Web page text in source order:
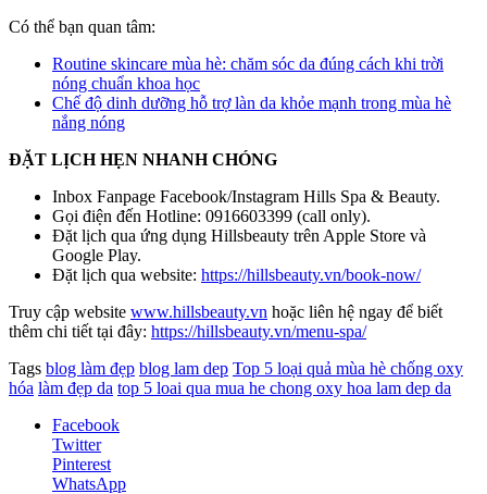
Có thể bạn quan tâm:
Routine skincare mùa hè: chăm sóc da đúng cách khi trời
nóng chuẩn khoa học
Chế độ dinh dưỡng hỗ trợ làn da khỏe mạnh trong mùa hè
nắng nóng
ĐẶT LỊCH HẸN NHANH CHÓNG
Inbox Fanpage Facebook/Instagram Hills Spa & Beauty.
Gọi điện đến Hotline: 0916603399 (call only).
Đặt lịch qua ứng dụng Hillsbeauty trên Apple Store và
Google Play.
Đặt lịch qua website: https://hillsbeauty.vn/book-now/
Truy cập website www.hillsbeauty.vn hoặc liên hệ ngay để biết
thêm chi tiết tại đây: https://hillsbeauty.vn/menu-spa/
Tags blog làm đẹp blog lam dep Top 5 loại quả mùa hè chống oxy
hóa làm đẹp da top 5 loai qua mua he chong oxy hoa lam dep da
Facebook
Twitter
Pinterest
WhatsApp